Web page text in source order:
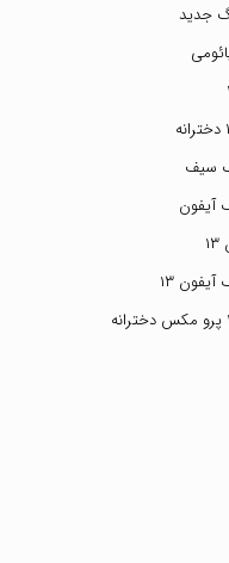
جدید
سیف
۱۳